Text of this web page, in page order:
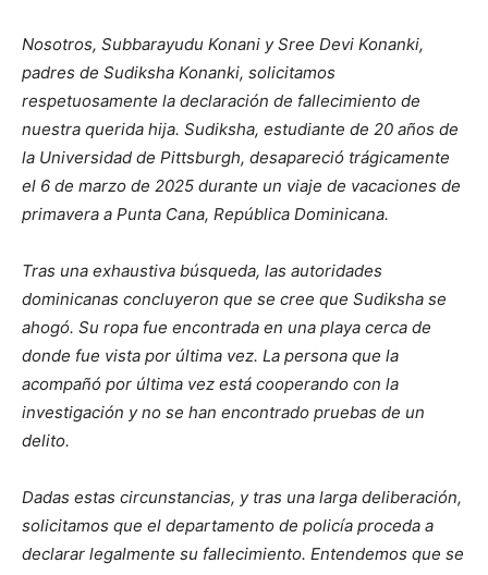
Nosotros, Subbarayudu Konani y Sree Devi Konanki,
padres de Sudiksha Konanki, solicitamos
respetuosamente la declaración de fallecimiento de
nuestra querida hija. Sudiksha, estudiante de 20 años de
la Universidad de Pittsburgh, desapareció trágicamente
el 6 de marzo de 2025 durante un viaje de vacaciones de
primavera a Punta Cana, República Dominicana.
Tras una exhaustiva búsqueda, las autoridades
dominicanas concluyeron que se cree que Sudiksha se
ahogó. Su ropa fue encontrada en una playa cerca de
donde fue vista por última vez. La persona que la
acompañó por última vez está cooperando con la
investigación y no se han encontrado pruebas de un
delito.
Dadas estas circunstancias, y tras una larga deliberación,
solicitamos que el departamento de policía proceda a
declarar legalmente su fallecimiento. Entendemos que se